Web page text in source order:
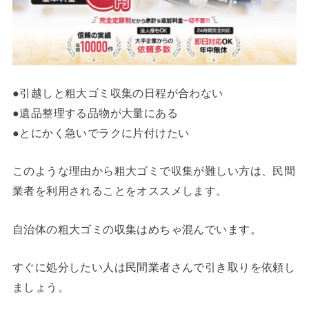
●引越しと粗大ゴミ収集の日程が合わない
●遺品整理する品物が大量にある
●とにかく急いでラクに片付けたい
このような理由から粗大ゴミで収集が難しい方は、民間
業者を利用されることをオススメします。
自治体の粗大ゴミの収集はめちゃ混んでいます。
すぐに処分したい人は民間業者さんで引き取りを依頼し
ましょう。